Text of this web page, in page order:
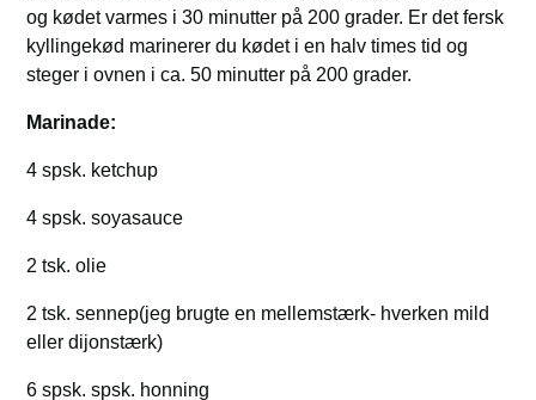
og kødet varmes i 30 minutter på 200 grader. Er det fersk
kyllingekød marinerer du kødet i en halv times tid og
steger i ovnen i ca. 50 minutter på 200 grader.
Marinade:
4 spsk. ketchup
4 spsk. soyasauce
2 tsk. olie
2 tsk. sennep(jeg brugte en mellemstærk- hverken mild
eller dijonstærk)
6 spsk. spsk. honning